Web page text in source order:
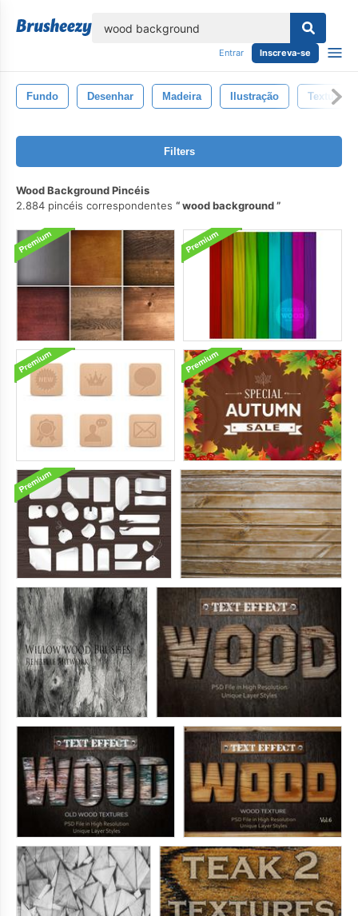
Entrar Inscreva-se
Fundo Desenhar Madeira Ilustração Textura
Filters
Wood Background Pincéis
2.884 pincéis correspondentes
wood background